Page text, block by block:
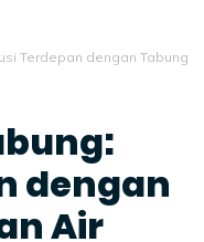
Terdepan dengan Tabung
dengan
Air